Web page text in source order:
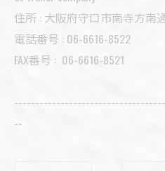
住所 : 大阪府守口市南寺方南
電話番号 : 06-6616-8522
FAX番号 : 06-6616-8521
--